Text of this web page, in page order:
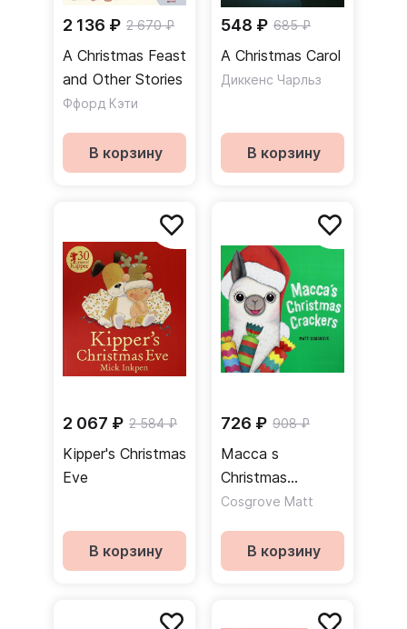
2 136 ₽ 2 670 ₽
A Christmas Feast
and Other Stories
Ффорд Кэти
В корзину
548 ₽ 685 ₽
A Christmas Carol
Диккенс Чарльз
В корзину
2 067 ₽ 2 584 ₽
Kipper's Christmas
Eve
В корзину
726 ₽ 908 ₽
Macca s
Christmas
Crackers
Cosgrove Matt
В корзину